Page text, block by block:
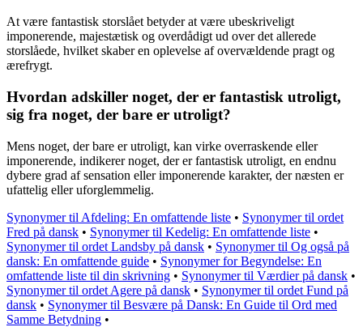
At være fantastisk storslået betyder at være ubeskriveligt
imponerende, majestætisk og overdådigt ud over det allerede
storslåede, hvilket skaber en oplevelse af overvældende pragt og
ærefrygt.
Hvordan adskiller noget, der er fantastisk utroligt,
sig fra noget, der bare er utroligt?
Mens noget, der bare er utroligt, kan virke overraskende eller
imponerende, indikerer noget, der er fantastisk utroligt, en endnu
dybere grad af sensation eller imponerende karakter, der næsten er
ufattelig eller uforglemmelig.
Synonymer til Afdeling: En omfattende liste • Synonymer til ordet
Fred på dansk • Synonymer til Kedelig: En omfattende liste •
Synonymer til ordet Landsby på dansk • Synonymer til Og også på
dansk: En omfattende guide • Synonymer for Begyndelse: En
omfattende liste til din skrivning • Synonymer til Værdier på dansk •
Synonymer til ordet Agere på dansk • Synonymer til ordet Fund på
dansk • Synonymer til Besvære på Dansk: En Guide til Ord med
Samme Betydning •